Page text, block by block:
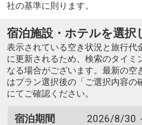
社の基準に則ります。
宿泊施設・ホテルを選択
表示されている空き状況と旅行代
に更新されるため、検索のタイミ
なる場合がございます。最新の空
はプラン選択後の「ご選択内容の
にてご確認ください。
宿泊期間
2026/8/30